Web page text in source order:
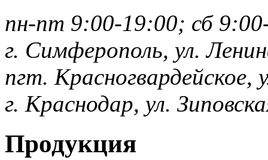
пн-пт 9:00-19:00; сб
г. Симферополь, ул.
пгт. Красногвардейское,
г. Краснодар, ул.
Продукция